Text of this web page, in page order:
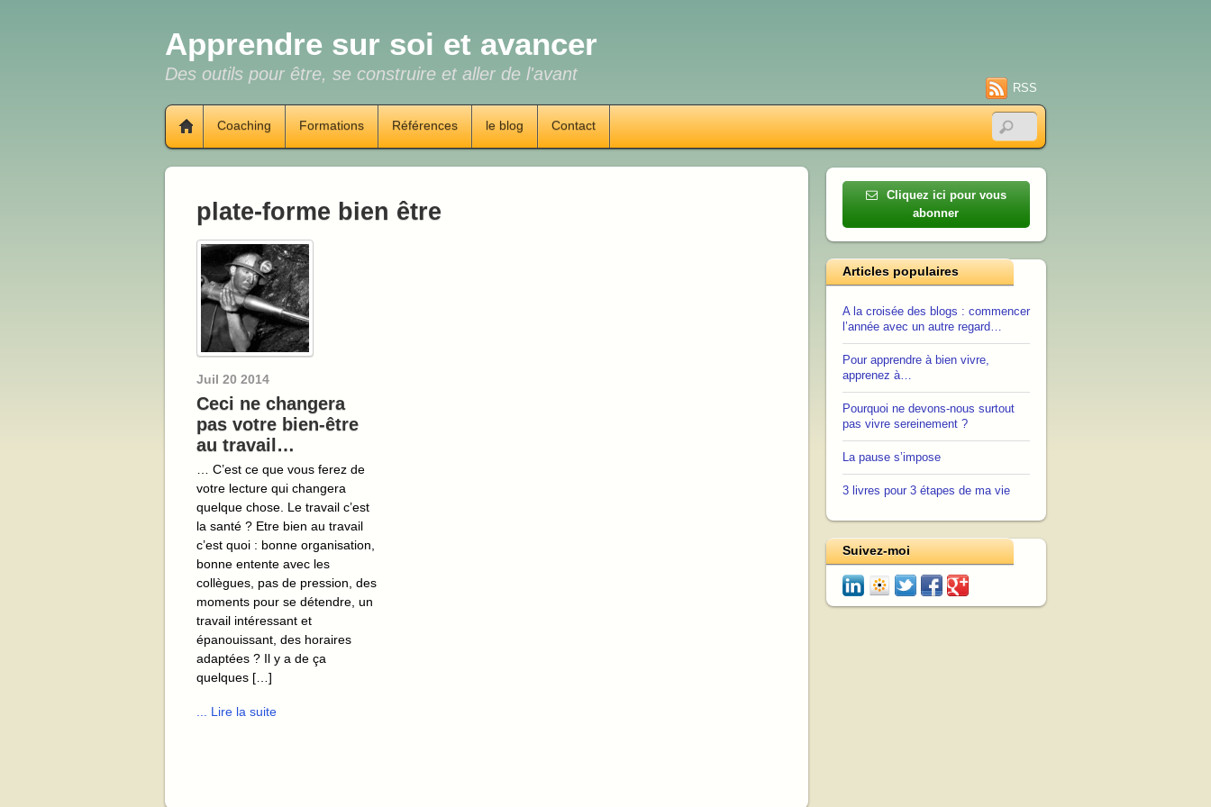
Apprendre sur soi et avancer
Des outils pour être, se construire et aller de l'avant
RSS
Coaching Formations Références le blog Contact
plate-forme bien être
Juil 20 2014
Ceci ne changera
pas votre bien-être
au travail…
… C’est ce que vous ferez de
votre lecture qui changera
quelque chose. Le travail c’est
la santé ? Etre bien au travail
c’est quoi : bonne organisation,
bonne entente avec les
collègues, pas de pression, des
moments pour se détendre, un
travail intéressant et
épanouissant, des horaires
adaptées ? Il y a de ça
quelques […]
... Lire la suite
Cliquez ici pour vous
abonner
Articles populaires
A la croisée des blogs : commencer
l’année avec un autre regard…
Pour apprendre à bien vivre,
apprenez à…
Pourquoi ne devons-nous surtout
pas vivre sereinement ?
La pause s’impose
3 livres pour 3 étapes de ma vie
Suivez-moi